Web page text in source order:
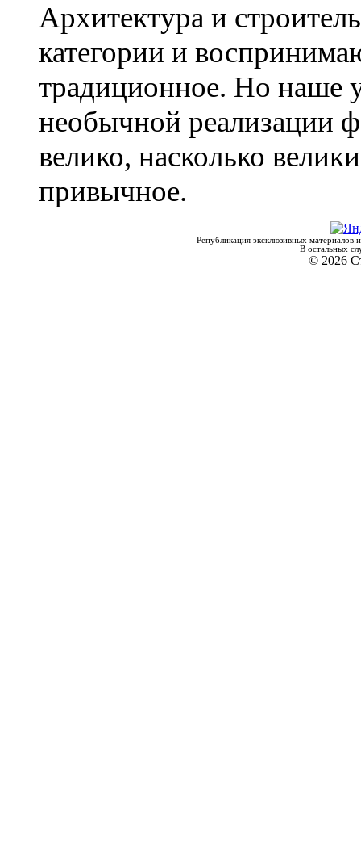
Архитектура и
категории и
традиционное. Но наше
необычной реализации
велико, насколько
привычное.
Републикация эксклюзивных материалов
В остальных
© 2026